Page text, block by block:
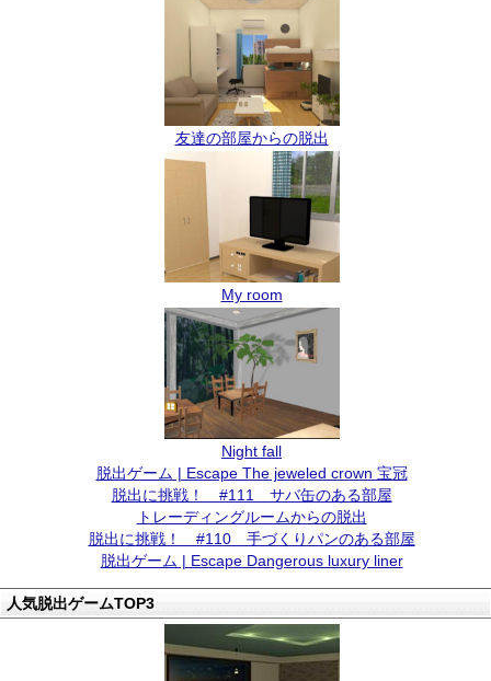
友達の部屋からの脱出
My room
Night fall
脱出ゲーム | Escape The jeweled crown 宝冠
脱出に挑戦！ #111 サバ缶のある部屋
トレーディングルームからの脱出
脱出に挑戦！ #110 手づくりパンのある部屋
脱出ゲーム | Escape Dangerous luxury liner
人気脱出ゲームTOP3